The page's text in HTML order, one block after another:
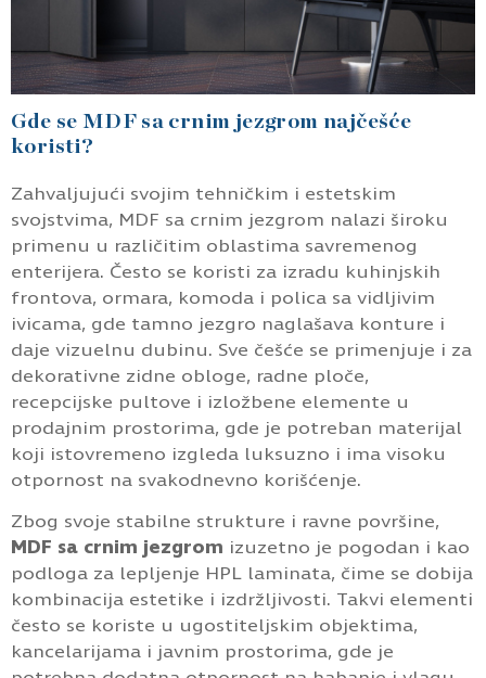
Gde se MDF sa crnim jezgrom najčešće
koristi?
Zahvaljujući svojim tehničkim i estetskim
svojstvima, MDF sa crnim jezgrom nalazi široku
primenu u različitim oblastima savremenog
enterijera. Često se koristi za izradu kuhinjskih
frontova, ormara, komoda i polica sa vidljivim
ivicama, gde tamno jezgro naglašava konture i
daje vizuelnu dubinu. Sve češće se primenjuje i za
dekorativne zidne obloge, radne ploče,
recepcijske pultove i izložbene elemente u
prodajnim prostorima, gde je potreban materijal
koji istovremeno izgleda luksuzno i ima visoku
otpornost na svakodnevno korišćenje.
Zbog svoje stabilne strukture i ravne površine,
MDF sa crnim jezgrom izuzetno je pogodan i kao
podloga za lepljenje HPL laminata, čime se dobija
kombinacija estetike i izdržljivosti. Takvi elementi
često se koriste u ugostiteljskim objektima,
kancelarijama i javnim prostorima, gde je